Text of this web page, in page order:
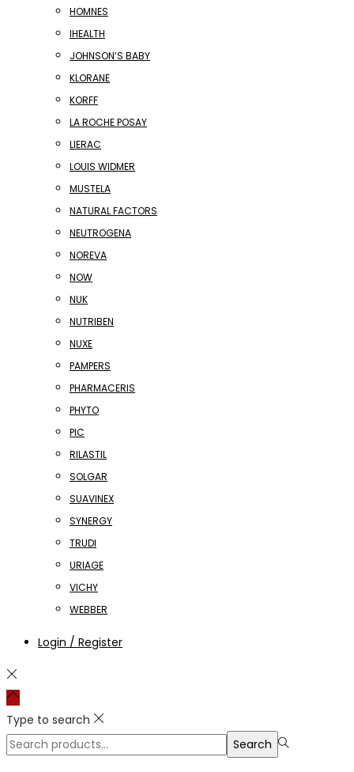
HOMNES
IHEALTH
JOHNSON’S BABY
KLORANE
KORFF
LA ROCHE POSAY
LIERAC
LOUIS WIDMER
MUSTELA
NATURAL FACTORS
NEUTROGENA
NOREVA
NOW
NUK
NUTRIBEN
NUXE
PAMPERS
PHARMACERIS
PHYTO
PIC
RILASTIL
SOLGAR
SUAVINEX
SYNERGY
TRUDI
URIAGE
VICHY
WEBBER
Login / Register
Type to search
Search
Search